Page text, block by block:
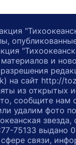
и
на сайт http://
из открытых
сообщите
удалим фото
звезда,
75133 выдано
связи,